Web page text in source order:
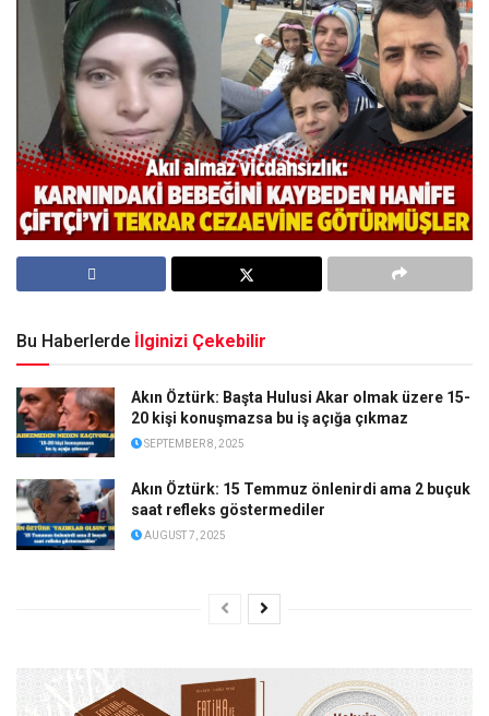
Bu Haberlerde İlginizi Çekebilir
Akın Öztürk: Başta Hulusi Akar olmak üzere 15-
20 kişi konuşmazsa bu iş açığa çıkmaz
SEPTEMBER 8, 2025
Akın Öztürk: 15 Temmuz önlenirdi ama 2 buçuk
saat refleks göstermediler
AUGUST 7, 2025